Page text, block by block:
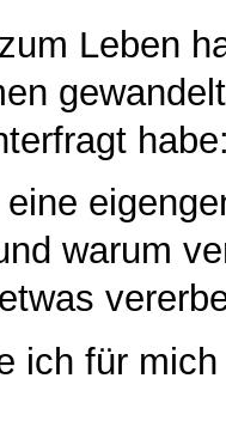
Leben
warum
ich für